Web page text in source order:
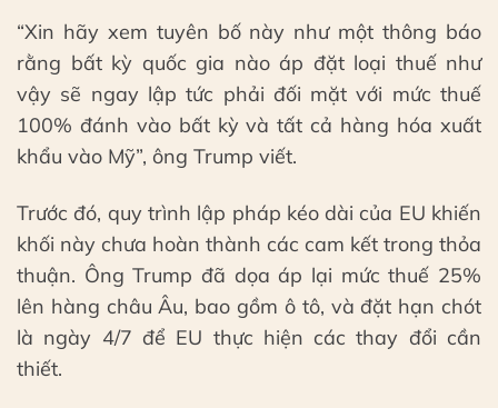
“Xin hãy xem tuyên bố này như một thông báo
rằng bất kỳ quốc gia nào áp đặt loại thuế như
vậy sẽ ngay lập tức phải đối mặt với mức thuế
100% đánh vào bất kỳ và tất cả hàng hóa xuất
khẩu vào Mỹ”, ông Trump viết.
Trước đó, quy trình lập pháp kéo dài của EU khiến
khối này chưa hoàn thành các cam kết trong thỏa
thuận. Ông Trump đã dọa áp lại mức thuế 25%
lên hàng châu Âu, bao gồm ô tô, và đặt hạn chót
là ngày 4/7 để EU thực hiện các thay đổi cần
thiết.